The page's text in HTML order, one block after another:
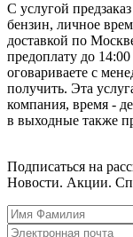
С услугой
бензин, личное
доставкой по
предоплату до
оговариваете с
получить. Эта
компания, время -
в выходные также
Подписаться на
Новости. Акции.